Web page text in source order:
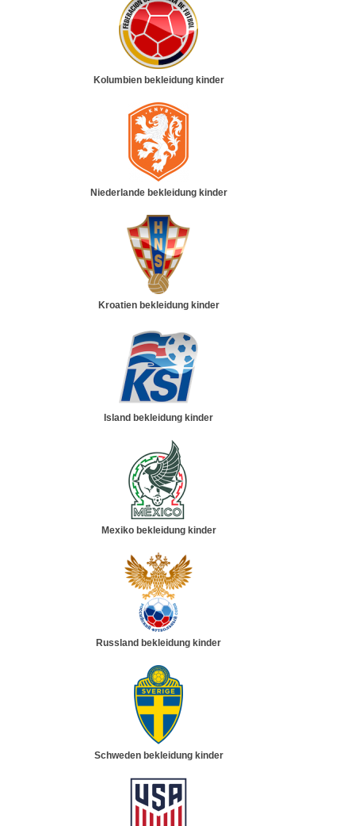
Kolumbien bekleidung kinder
Niederlande bekleidung kinder
Kroatien bekleidung kinder
Island bekleidung kinder
Mexiko bekleidung kinder
Russland bekleidung kinder
Schweden bekleidung kinder